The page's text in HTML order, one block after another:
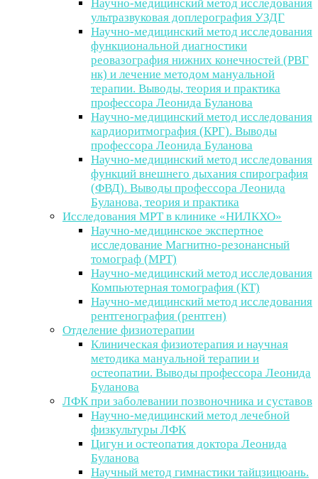
Научно-медицинский метод исследования
ультразвуковая доплерография УЗДГ
Научно-медицинский метод исследования
функциональной диагностики
реовазография нижних конечностей (РВГ
нк) и лечение методом мануальной
терапии. Выводы, теория и практика
профессора Леонида Буланова
Научно-медицинский метод исследования
кардиоритмография (КРГ). Выводы
профессора Леонида Буланова
Научно-медицинский метод исследования
функций внешнего дыхания спирография
(ФВД). Выводы профессора Леонида
Буланова, теория и практика
Исследования МРТ в клинике «НИЛКХО»
Научно-медицинское экспертное
исследование Магнитно-резонансный
томограф (МРТ)
Научно-медицинский метод исследования
Компьютерная томография (КТ)
Научно-медицинский метод исследования
рентгенография (рентген)
Отделение физиотерапии
Клиническая физиотерапия и научная
методика мануальной терапии и
остеопатии. Выводы профессора Леонида
Буланова
ЛФК при заболевании позвоночника и суставов
Научно-медицинский метод лечебной
физкультуры ЛФК
Цигун и остеопатия доктора Леонида
Буланова
Научный метод гимнастики тайцзицюань.